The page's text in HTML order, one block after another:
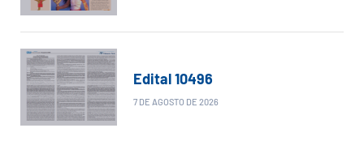
Edital 10496
7 DE AGOSTO DE 2026